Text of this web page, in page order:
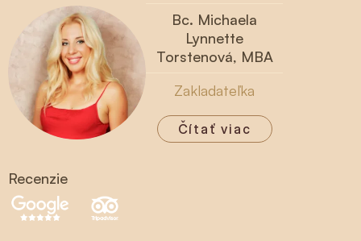
Bc. Michaela
Lynnette
Torstenová, MBA
Zakladateľka
Čítať viac
Recenzie